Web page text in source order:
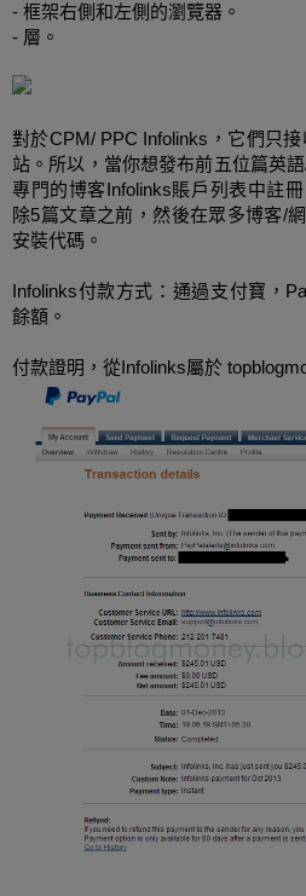
- 框架右側和左側的瀏覽器。
- 層。
對於CPM/ PPC Infolinks ，它們只
站。所以，當你想發布前五位篇英語
專門的博客Infolinks賬戶列表中註
除5篇文章之前，然後在眾多博客/
安裝代碼。
Infolinks付款方式：通過支付寶，
餘額。
付款證明，從Infolinks屬於